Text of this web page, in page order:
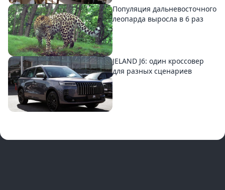
Популяция дальневосточного
леопарда выросла в 6 раз
JELAND J6: один кроссовер
для разных сценариев